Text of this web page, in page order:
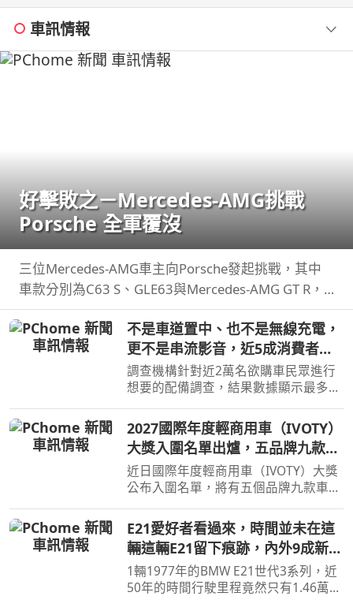
車訊情報
好擊敗之－Mercedes-AMG挑戰
Porsche 全軍覆沒
三位Mercedes-AMG車主向Porsche發起挑戰，其中
車款分別為C63 S、GLE63與Mercedes-AMG GT R，
而Porsche則是Cayman GT4 RS、Cayenne Coupe
Turbo GT與911 GT3 RS，結果就是賓士全軍覆沒。
不是車道置中、也不是無線充電，
更不是串流影音，近5成消費者想
要的配備竟是加熱座椅
調查機構針對近2萬名欲購車民眾進行
想要的配備調查，結果數據顯示最多人
想要的配備不是無線充電、串流功能，
而竟然是加熱座椅。
2027國際年度輕商用車（IVOTY）
大獎入圍名單出爐，五品牌九款車
角逐最後勝利
近日國際年度輕商用車（IVOTY）大獎
公布入圍名單，將有五個品牌九款車型
者。
E21愛好者看過來，時間並未在這
輛這輛E21留下痕跡，內外9成新
里程僅1.46萬公里
1輛1977年的BMW E21世代3系列，近
50年的時間行駛里程竟然只有1.46萬公